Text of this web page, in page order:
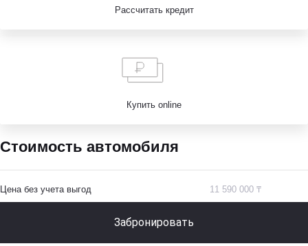
Рассчитать кредит
Купить online
Стоимость автомобиля
Цена без учета выгод 11 590 000 ₸
Забронировать